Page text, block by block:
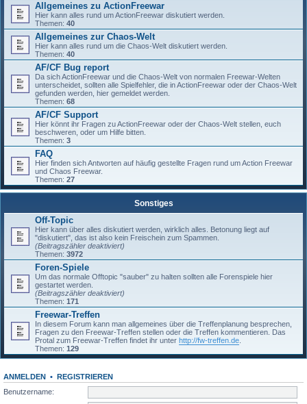
Allgemeines zu ActionFreewar
Hier kann alles rund um ActionFreewar diskutiert werden.
Themen: 40
Allgemeines zur Chaos-Welt
Hier kann alles rund um die Chaos-Welt diskutiert werden.
Themen: 40
AF/CF Bug report
Da sich ActionFreewar und die Chaos-Welt von normalen Freewar-Welten
unterscheidet, sollten alle Spielfehler, die in ActionFreewar oder der Chaos-Welt
gefunden werden, hier gemeldet werden.
Themen: 68
AF/CF Support
Hier könnt ihr Fragen zu ActionFreewar oder der Chaos-Welt stellen, euch
beschweren, oder um Hilfe bitten.
Themen: 3
FAQ
Hier finden sich Antworten auf häufig gestellte Fragen rund um Action Freewar
und Chaos Freewar.
Themen: 27
Sonstiges
Off-Topic
Hier kann über alles diskutiert werden, wirklich alles. Betonung liegt auf
"diskutiert", das ist also kein Freischein zum Spammen.
(Beitragszähler deaktiviert)
Themen: 3972
Foren-Spiele
Um das normale Offtopic "sauber" zu halten sollten alle Forenspiele hier
gestartet werden.
(Beitragszähler deaktiviert)
Themen: 171
Freewar-Treffen
In diesem Forum kann man allgemeines über die Treffenplanung besprechen,
Fragen zu den Freewar-Treffen stellen oder die Treffen kommentieren. Das
Protal zum Freewar-Treffen findet ihr unter http://fw-treffen.de
Themen: 129
ANMELDEN • REGISTRIEREN
Benutzername: